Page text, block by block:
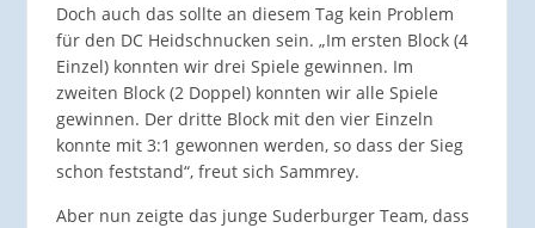
Doch auch das sollte an diesem Tag kein Problem
für den DC Heidschnucken sein. „Im ersten Block (4
Einzel) konnten wir drei Spiele gewinnen. Im
zweiten Block (2 Doppel) konnten wir alle Spiele
gewinnen. Der dritte Block mit den vier Einzeln
konnte mit 3:1 gewonnen werden, so dass der Sieg
schon feststand“, freut sich Sammrey.
Aber nun zeigte das junge Suderburger Team, dass